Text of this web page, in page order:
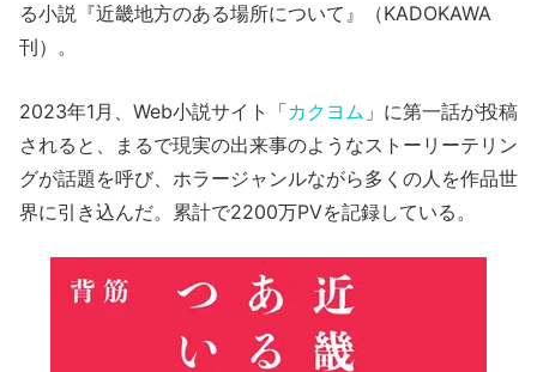
る小説『近畿地方のある場所について』（KADOKAWA
刊）。
2023年1月、Web小説サイト「カクヨム 」に第一話が投稿
されると、まるで現実の出来事のようなストーリーテリン
グが話題を呼び、ホラージャンルながら多くの人を作品世
界に引き込んだ。累計で2200万PVを記録している。